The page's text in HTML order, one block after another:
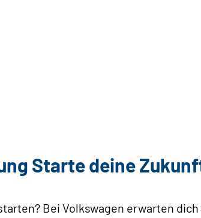
Starte deine
Bei Volkswagen erwarten